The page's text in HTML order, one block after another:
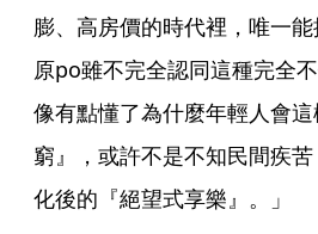
膨、高房價的時代裡，唯一
原po雖不完全認同這種完全
像有點懂了為什麼年輕人會
窮』，或許不是不知民間疾
化後的『絕望式享樂』。」